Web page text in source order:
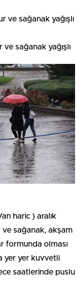
ve sağanak yağışlı
sağanak yağışlı
haric ) aralık
ve sağanak, akşam
formunda olması
yer yer kuvvetli
saatlerinde puslu